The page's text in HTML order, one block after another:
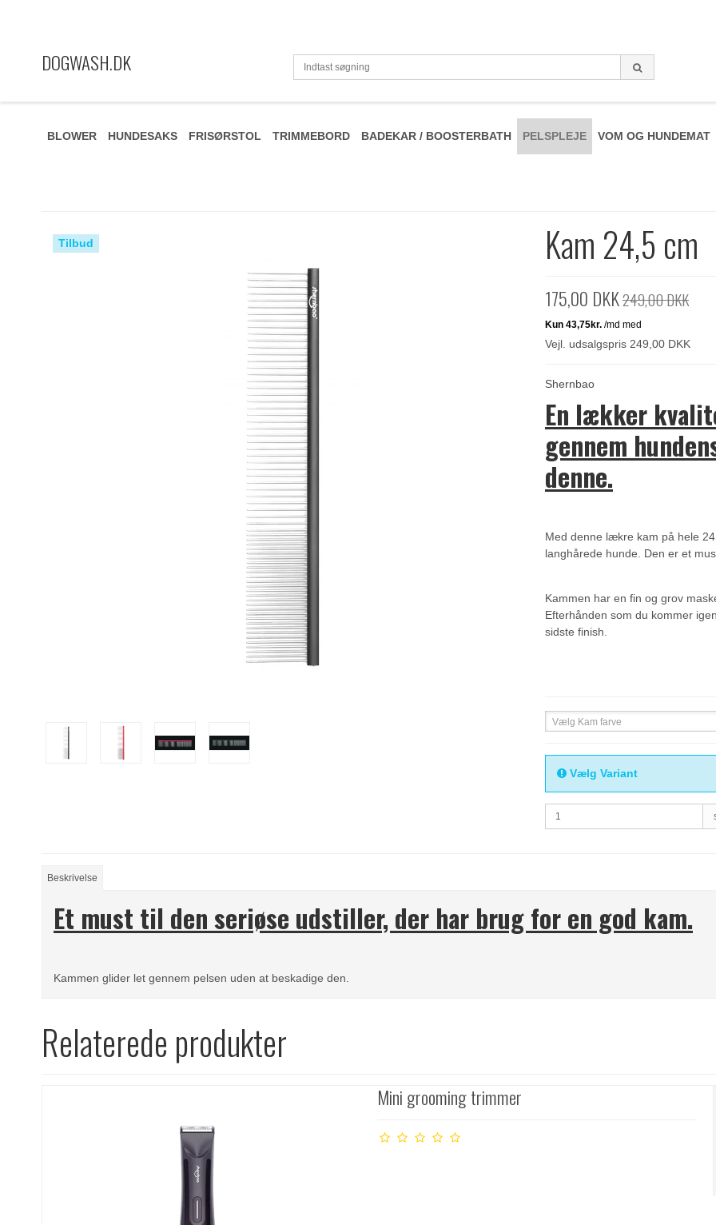
DOGWASH.DK
BLOWER HUNDESAKS FRISØRSTOL TRIMMEBORD BADEKAR / BOOSTERBATH PELSPLEJE VOM OG HUNDEMAT
Tilbud Kam 24,5 cm
175,00 DKK249,00 DKK
Vejl. udsalgspris 249,00 DKK
Shernbao
En lækker
gennem
denne.
Med denne lækre kam på hele
langhårede hunde. Den er et
Kammen har en fin og grov
Efterhånden som du kommer
sidste finish.
Vælg Kam farve
Vælg Variant
Beskrivelse
Et must til den seriøse udstiller, der har brug for en god kam.
Kammen glider let gennem pelsen uden at beskadige den.
Relaterede produkter
Mini grooming trimmer